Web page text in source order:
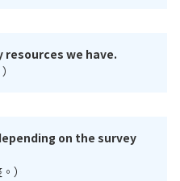
resources we have.
on the survey
）